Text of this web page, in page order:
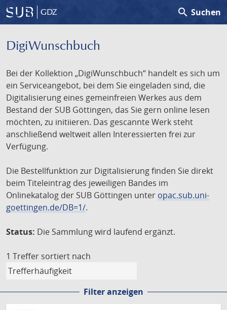
GDZ search Suchen
DigiWunschbuch
Bei der Kollektion „DigiWunschbuch“ handelt es sich um
ein Serviceangebot, bei dem Sie eingeladen sind, die
Digitalisierung eines gemeinfreien Werkes aus dem
Bestand der SUB Göttingen, das Sie gern online lesen
möchten, zu initiieren. Das gescannte Werk steht
anschließend weltweit allen Interessierten frei zur
Verfügung.
Die Bestellfunktion zur Digitalisierung finden Sie direkt
beim Titeleintrag des jeweiligen Bandes im
Onlinekatalog der SUB Göttingen unter opac.sub.uni-
goettingen.de/DB=1/.
Status: Die Sammlung wird laufend ergänzt.
1 Treffer sortiert nach
Filter anzeigen